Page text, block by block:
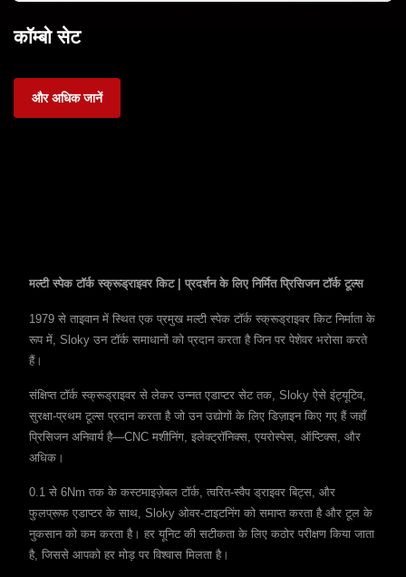
कॉम्बो सेट
और अधिक जानें
मल्टी स्पेक टॉर्क स्क्रूड्राइवर किट | प्रदर्शन के लिए निर्मित प्रिसिजन टॉर्क टूल्स
1979 से ताइवान में स्थित एक प्रमुख मल्टी स्पेक टॉर्क स्क्रूड्राइवर किट निर्माता के
रूप में, Sloky उन टॉर्क समाधानों को प्रदान करता है जिन पर पेशेवर भरोसा करते
हैं।
संक्षिप्त टॉर्क स्क्रूड्राइवर से लेकर उन्नत एडाप्टर सेट तक, Sloky ऐसे इंट्यूटिव,
सुरक्षा-प्रथम टूल्स प्रदान करता है जो उन उद्योगों के लिए डिज़ाइन किए गए हैं जहाँ
प्रिसिजन अनिवार्य है—CNC मशीनिंग, इलेक्ट्रॉनिक्स, एयरोस्पेस, ऑप्टिक्स, और
अधिक।
0.1 से 6Nm तक के कस्टमाइज़ेबल टॉर्क, त्वरित-स्वैप ड्राइवर बिट्स, और
फुलप्रूफ एडाप्टर के साथ, Sloky ओवर-टाइटनिंग को समाप्त करता है और टूल के
नुकसान को कम करता है। हर यूनिट की सटीकता के लिए कठोर परीक्षण किया जाता
है, जिससे आपको हर मोड़ पर विश्वास मिलता है।